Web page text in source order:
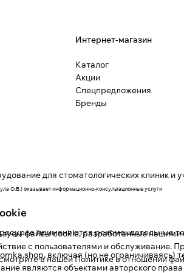
Интернет-магазин
Каталог
Акции
Спецпредложения
Бренды
для стоматологических клиник и
О.В.) оказывает информационно-консультационные услуги
применяютсярекомендательные
включая (но не
являются объектами авторского
файлы cookie, разработанные нашими
с пользователями и обслуживание.
в нашейПолитике в отношении